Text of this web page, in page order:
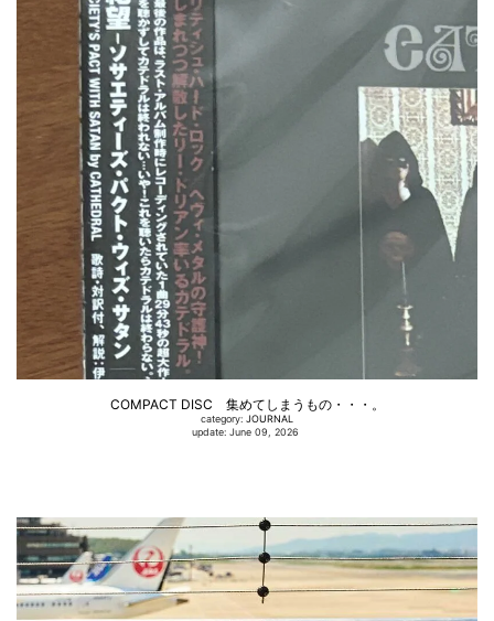
COMPACT DISC 集めてしまうもの・・・。
category: JOURNAL
update: June 09, 2026